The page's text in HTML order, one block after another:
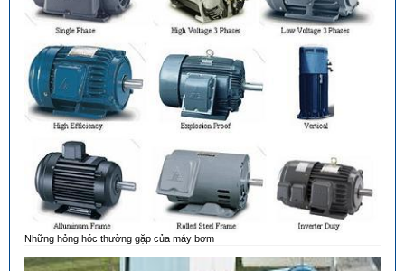
Những hỏng hóc thường gặp của máy bơm